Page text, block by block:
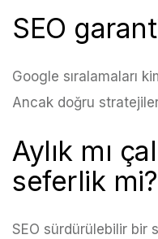
SEO
Google sıralamaları
Ancak doğru
Aylık mı
seferlik mi?
SEO sürdürülebilir bir